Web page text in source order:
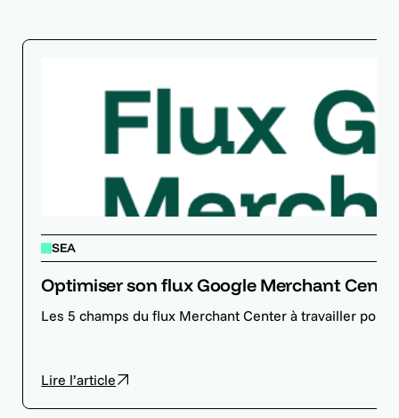
SEA
Optimiser son flux Google Merchant
Les 5 champs du flux Merchant Center à travailler
Lire l’article